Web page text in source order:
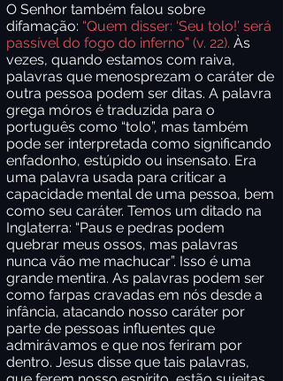
O Senhor também falou sobre
difamação: “Quem disser: ‘Seu tolo!’ será
passível do fogo do inferno” (v. 22). Às
vezes, quando estamos com raiva,
palavras que menosprezam o caráter de
outra pessoa podem ser ditas. A palavra
grega móros é traduzida para o
português como “tolo”, mas também
pode ser interpretada como significando
enfadonho, estúpido ou insensato. Era
uma palavra usada para criticar a
capacidade mental de uma pessoa, bem
como seu caráter. Temos um ditado na
Inglaterra: “Paus e pedras podem
quebrar meus ossos, mas palavras
nunca vão me machucar”. Isso é uma
grande mentira. As palavras podem ser
como farpas cravadas em nós desde a
infância, atacando nosso caráter por
parte de pessoas influentes que
admirávamos e que nos feriram por
dentro. Jesus disse que tais palavras,